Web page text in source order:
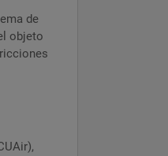
de
objeto